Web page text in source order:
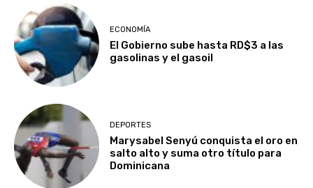
ECONOMÍA
El Gobierno sube hasta RD$3 a las
gasolinas y el gasoil
DEPORTES
Marysabel Senyú conquista el oro en
salto alto y suma otro título para
Dominicana